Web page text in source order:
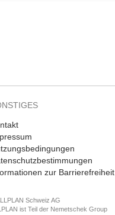
zur Barrierefreiheit
Schweiz AG
ist Teil der Nemetschek Group